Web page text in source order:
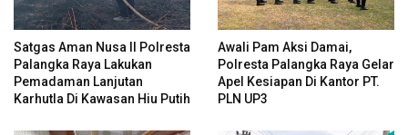
Satgas Aman Nusa II Polresta
Palangka Raya Lakukan
Pemadaman Lanjutan
Karhutla Di Kawasan Hiu Putih
Awali Pam Aksi Damai,
Polresta Palangka Raya Gelar
Apel Kesiapan Di Kantor PT.
PLN UP3